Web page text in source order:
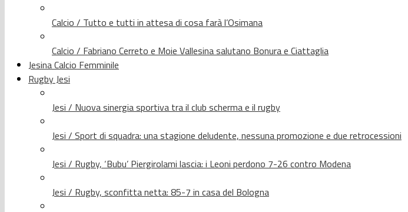
Calcio / Tutto e tutti in attesa di cosa farà l’Osimana
Calcio / Fabriano Cerreto e Moie Vallesina salutano Bonura e Ciattaglia
Jesina Calcio Femminile
Rugby Jesi
Jesi / Nuova sinergia sportiva tra il club scherma e il rugby
Jesi / Sport di squadra: una stagione deludente, nessuna promozione e due retrocessioni
Jesi / Rugby, ‘Bubu’ Piergirolami lascia: i Leoni perdono 7-26 contro Modena
Jesi / Rugby, sconfitta netta: 85-7 in casa del Bologna